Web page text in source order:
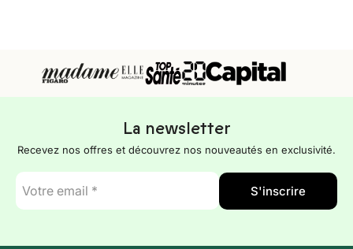
La newsletter
Recevez nos offres et découvrez nos nouveautés en exclusivité.
E-
mail
*
S'inscrire